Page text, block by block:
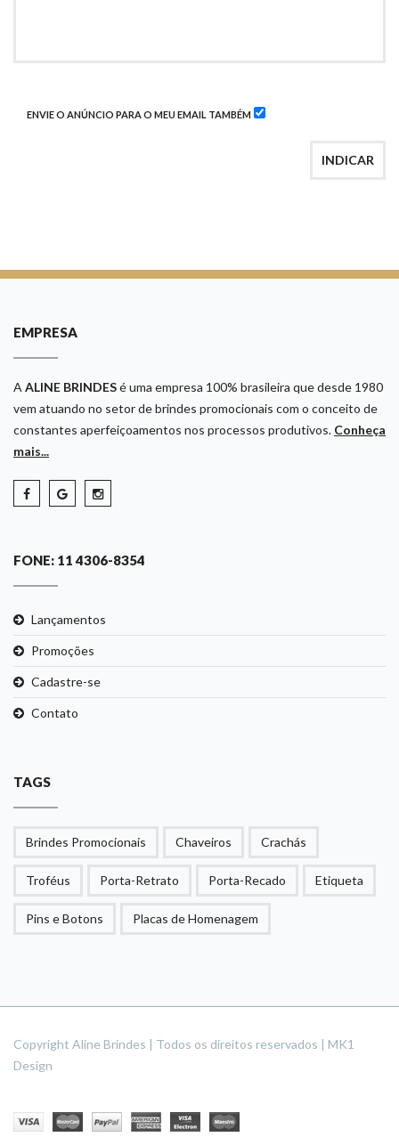
ENVIE O ANÚNCIO PARA O MEU EMAIL TAMBÉM
INDICAR
EMPRESA
A ALINE BRINDESé uma empresa 100% brasileira que desde 1980
vem atuando no setor de brindes promocionais com o conceito de
constantes aperfeiçoamentos nos processos produtivos. Conheça
mais...
FONE: 11 4306-8354
Lançamentos
Promoções
Cadastre-se
Contato
TAGS
Brindes Promocionais Chaveiros Crachás
Troféus Porta-Retrato Porta-Recado Etiqueta
Pins e Botons Placas de Homenagem
Copyright Aline Brindes | Todos os direitos reservados | MK1
Design